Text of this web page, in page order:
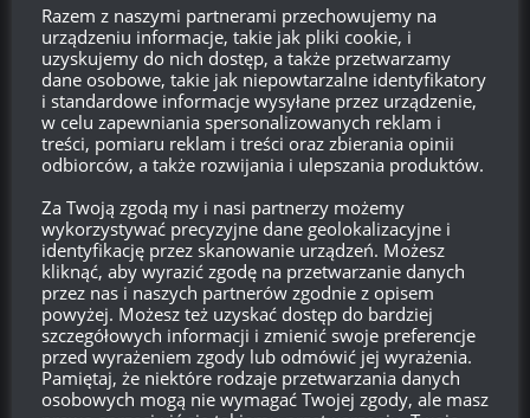
Szukaj:
LOGOWANIE
Zarejestruj się
Zaloguj się
Kanał wpisów
Kanał komentarzy
WordPress.org
Razem z naszymi partnerami przechowujemy na
urządzeniu informacje, takie jak pliki cookie, i
uzyskujemy do nich dostęp, a także przetwarzamy
dane osobowe, takie jak niepowtarzalne identyfikatory
i standardowe informacje wysyłane przez urządzenie,
w celu zapewniania spersonalizowanych reklam i
treści, pomiaru reklam i treści oraz zbierania opinii
odbiorców, a także rozwijania i ulepszania produktów.
Za Twoją zgodą my i nasi partnerzy możemy
wykorzystywać precyzyjne dane geolokalizacyjne i
identyfikację przez skanowanie urządzeń. Możesz
kliknąć, aby wyrazić zgodę na przetwarzanie danych
przez nas i naszych partnerów zgodnie z opisem
powyżej. Możesz też uzyskać dostęp do bardziej
szczegółowych informacji i zmienić swoje preferencje
przed wyrażeniem zgody lub odmówić jej wyrażenia.
Pamiętaj, że niektóre rodzaje przetwarzania danych
osobowych mogą nie wymagać Twojej zgody, ale masz